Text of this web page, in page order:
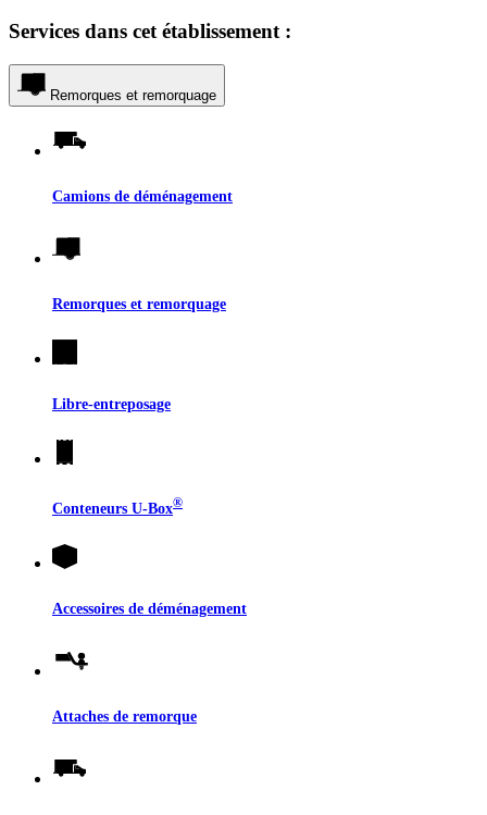
Services dans cet établissement :
Remorques et remorquage
Camions de déménagement
Remorques et remorquage
Libre-entreposage
Conteneurs U-Box®
Accessoires de déménagement
Attaches de remorque